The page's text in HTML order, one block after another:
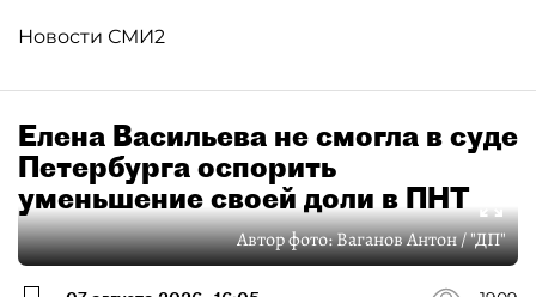
Новости СМИ2
Елена Васильева не смогла в суде
Петербурга оспорить
уменьшение своей доли в ПНТ
Автор фото:Ваганов Антон / "ДП"